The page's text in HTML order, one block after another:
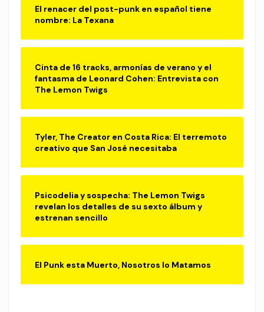
El renacer del post-punk en español tiene
nombre: La Texana
Cinta de 16 tracks, armonías de verano y el
fantasma de Leonard Cohen: Entrevista con
The Lemon Twigs
Tyler, The Creator en Costa Rica: El terremoto
creativo que San José necesitaba
Psicodelia y sospecha: The Lemon Twigs
revelan los detalles de su sexto álbum y
estrenan sencillo
El Punk esta Muerto, Nosotros lo Matamos